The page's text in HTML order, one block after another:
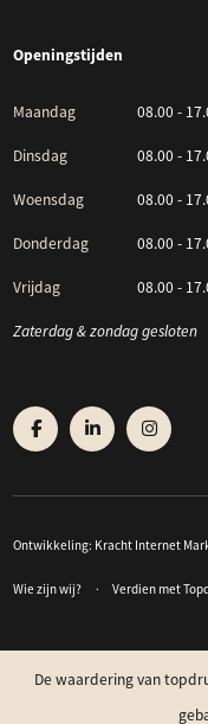
Openingstijden
Maandag 08.00 -
Dinsdag 08.00 -
Woensdag 08.00 -
Donderdag 08.00 -
Vrijdag 08.00 -
Zaterdag & zondag gesloten
Ontwikkeling: Kracht Internet
Wie zijn wij? Verdien met
De waardering van